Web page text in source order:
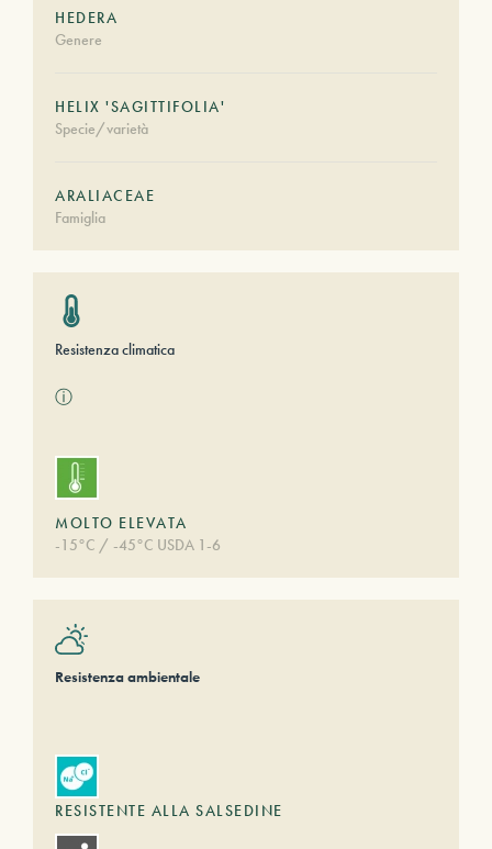
HEDERA
Genere
HELIX 'SAGITTIFOLIA'
Specie/varietà
ARALIACEAE
Famiglia
Resistenza climatica
ⓘ
MOLTO ELEVATA
-15°C / -45°C USDA 1-6
Resistenza ambientale
RESISTENTE ALLA SALSEDINE